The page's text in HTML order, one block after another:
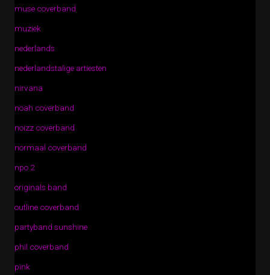
muse coverband
muziek
nederlands
nederlandstalige artiesten
nirvana
noah coverband
noizz coverband
normaal coverband
npo 2
originals band
outline coverband
partyband sunshine
phil coverband
pink